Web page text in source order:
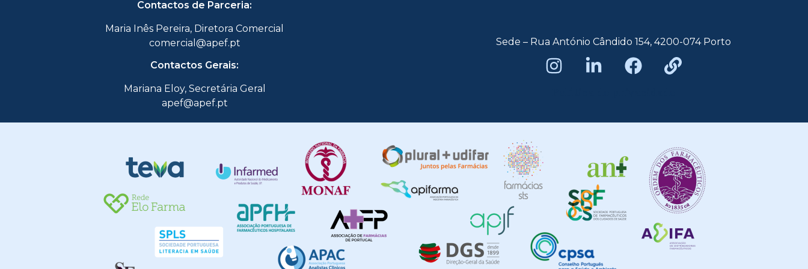
Contactos de Parceria:
Maria Inês Pereira, Diretora Comercial
comercial@apef.pt
Contactos Gerais:
Mariana Eloy, Secretária Geral
apef@apef.pt
Sede – Rua António Cândido 154, 4200-074 Porto